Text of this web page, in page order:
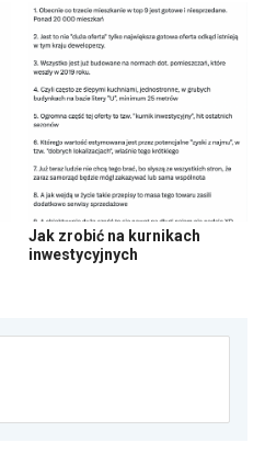
Jak zrobić na kurnikach
inwestycyjnych